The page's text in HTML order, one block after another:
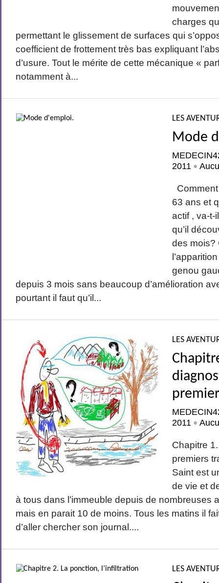
charges
permettant le glissement de surfaces qui
coefficient de frottement très bas expliquant
d’usure. Tout le mérite de cette mécanique «
notamment à...
LES
Mode
2011 •
63 ans et
actif , va-t-
qu’il
des mois?
genou
depuis 3 mois sans beaucoup d’amélioration
pourtant il faut qu’il...
LES
2011 •
Chapitre
premiers
Saint est
de vie et
à tous dans l’immeuble depuis de nombreuses
mais en parait 10 de moins. Tous les matins il
d’aller chercher son journal....
LES